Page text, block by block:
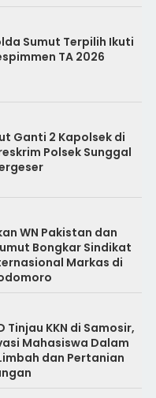
Sumut Terpilih Ikuti
TA 2026
Ganti 2 Kapolsek di
Polsek Sunggal
WN Pakistan dan
Bongkar Sindikat
Markas di
Tinjau KKN di Samosir,
Mahasiswa Dalam
dan Pertanian